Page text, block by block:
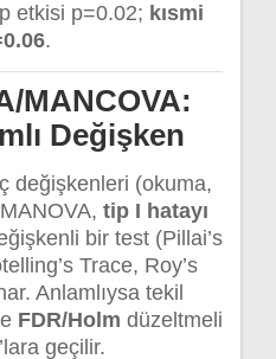
etkisi p=0.02; kısmi
.
MANCOVA:
Değişken
değişkenleri (okuma,
tip I hatayı
bir test (Pillai’s
Trace, Roy’s
Anlamlıysa tekil
FDR/Holm düzeltmeli
geçilir.